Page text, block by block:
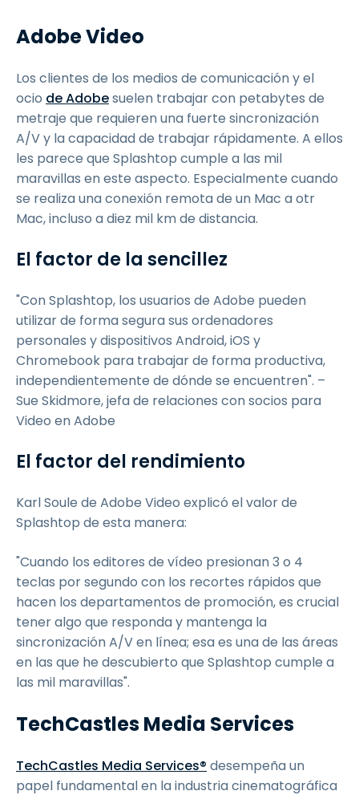
Adobe Video
Los clientes de los medios de comunicación y el
ocio de Adobesuelen trabajar con petabytes de
metraje que requieren una fuerte sincronización
A/V y la capacidad de trabajar rápidamente. A ellos
les parece que Splashtop cumple a las mil
maravillas en este aspecto. Especialmente cuando
se realiza una conexión remota de un Mac a otr
Mac, incluso a diez mil km de distancia.
El factor de la sencillez
"Con Splashtop, los usuarios de Adobe pueden
utilizar de forma segura sus ordenadores
personales y dispositivos Android, iOS y
Chromebook para trabajar de forma productiva,
independientemente de dónde se encuentren". –
Sue Skidmore, jefa de relaciones con socios para
Video en Adobe
El factor del rendimiento
Karl Soule de Adobe Video explicó el valor de
Splashtop de esta manera:
"Cuando los editores de vídeo presionan 3 o 4
teclas por segundo con los recortes rápidos que
hacen los departamentos de promoción, es crucial
tener algo que responda y mantenga la
sincronización A/V en línea; esa es una de las áreas
en las que he descubierto que Splashtop cumple a
las mil maravillas".
TechCastles Media Services
TechCastles Media Services® desempeña un
papel fundamental en la industria cinematográfica